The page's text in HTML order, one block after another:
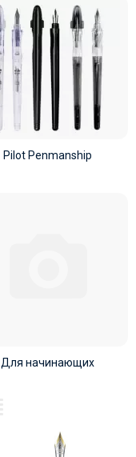
Pilot Penmanship
Для начинающих